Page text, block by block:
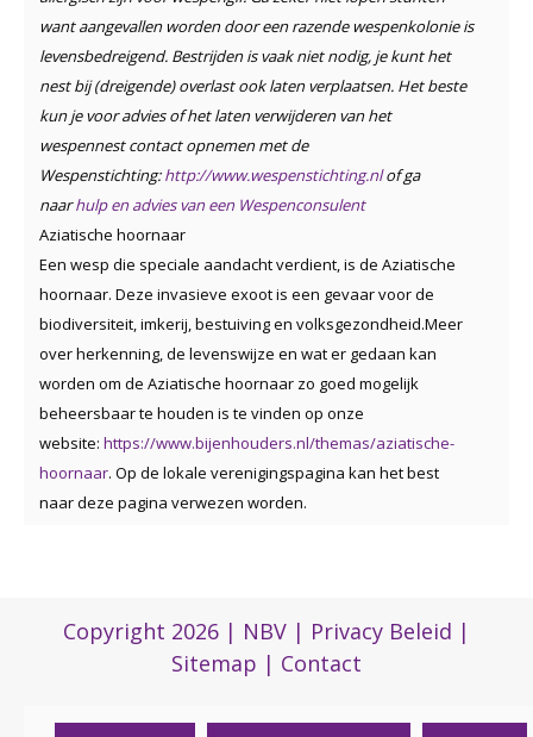
want aangevallen worden door een razende wespenkolonie is
levensbedreigend. Bestrijden is vaak niet nodig, je kunt het
nest bij (dreigende) overlast ook laten verplaatsen. Het beste
kun je voor advies of het laten verwijderen van het
wespennest contact opnemen met de
Wespenstichting:http://www.wespenstichting.nlof ga
naarhulp en advies van een Wespenconsulent
Aziatische hoornaar
Een wesp die speciale aandacht verdient, is de Aziatische
hoornaar. Deze invasieve exootis een gevaar voor de
biodiversiteit, imkerij, bestuiving en volksgezondheid.Meer
over herkenning, de levenswijze en wat er gedaan kan
worden om de Aziatische hoornaar zo goed mogelijk
beheersbaar te houden is te vinden op onze
website: https://www.bijenhouders.nl/themas/aziatische-
hoornaar. Op de lokale verenigingspagina kan het best
naar deze pagina verwezen worden.
Copyright 2026 | NBV | Privacy Beleid |
Sitemap | Contact